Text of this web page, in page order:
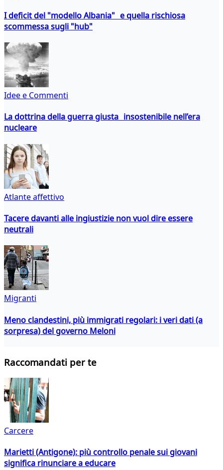
I deficit del "modello Albania" e quella rischiosa
scommessa sugli "hub"
Idee e Commenti
La dottrina della guerra giusta insostenibile nell’era
nucleare
Atlante affettivo
Tacere davanti alle ingiustizie non vuol dire essere
neutrali
Migranti
Meno clandestini, più immigrati regolari: i veri dati (a
sorpresa) del governo Meloni
Raccomandati per te
Carcere
Marietti (Antigone): più controllo penale sui giovani
significa rinunciare a educare